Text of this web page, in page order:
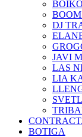
DJ
JAVI
LAS
LIA
BOTIGA